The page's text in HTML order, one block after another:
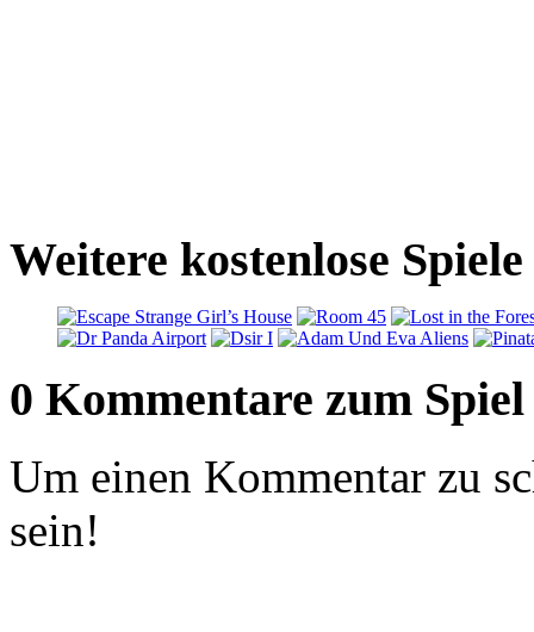
Weitere kostenlose
0 Kommentare zum Spiel
Um einen Kommentar zu
sein!